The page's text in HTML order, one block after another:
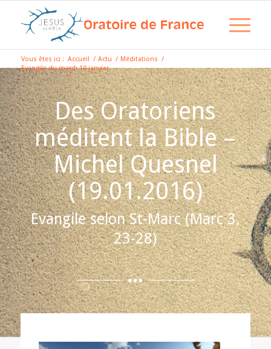
Vous êtes ici : Accueil / Actu / Méditations /
Evangile du mardi 19 janvier
Des Oratoriens
méditent la Bible –
Michel Quesnel
(19.01.2016)
Evangile selon St-Marc (Marc 3,
23-28)